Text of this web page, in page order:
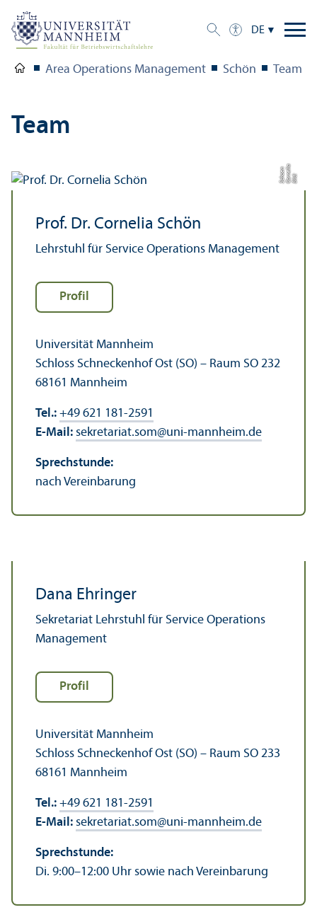
DE
Area Operations Management Schön Team
Team
Bil
d:
C
o
r
n
eliaS
c
h
o
e
n
Prof. Dr. Cornelia Schön
Lehr­stuhl für Service Operations Management
Profil
Universität Mannheim
Schloss Schneckenhof Ost (SO) – Raum SO 232
68161 Mannheim
Tel.: +49 621 181-2591
E-Mail: sekretariat.som@uni-mannheim.de
Sprechstunde:
nach Vereinbarung
Dana Ehringer
Sekretariat Lehr­stuhl für Service Operations
Management
Profil
Universität Mannheim
Schloss Schneckenhof Ost (SO) – Raum SO 233
68161 Mannheim
Tel.: +49 621 181-2591
E-Mail: sekretariat.som@uni-mannheim.de
Sprechstunde:
Di. 9:00–12:00 Uhr sowie nach Vereinbarung